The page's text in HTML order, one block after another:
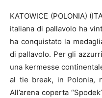
KATOWICE (POLONIA)
italiana di pallavolo ha
ha conquistato la
di pallavolo. Per gli
una kermesse
al tie break, in Polonia,
All’arena coperta